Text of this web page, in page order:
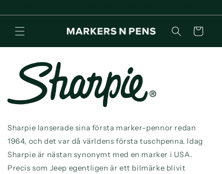
till
Varukorg
Sharpie lanserade sina första marker-pennor redan
1964, och det var då världens första tuschpenna. Idag
Sharpie är nästan synonymt med en marker i USA.
Precis som Jeep egentligen är ett bilmärke blivit